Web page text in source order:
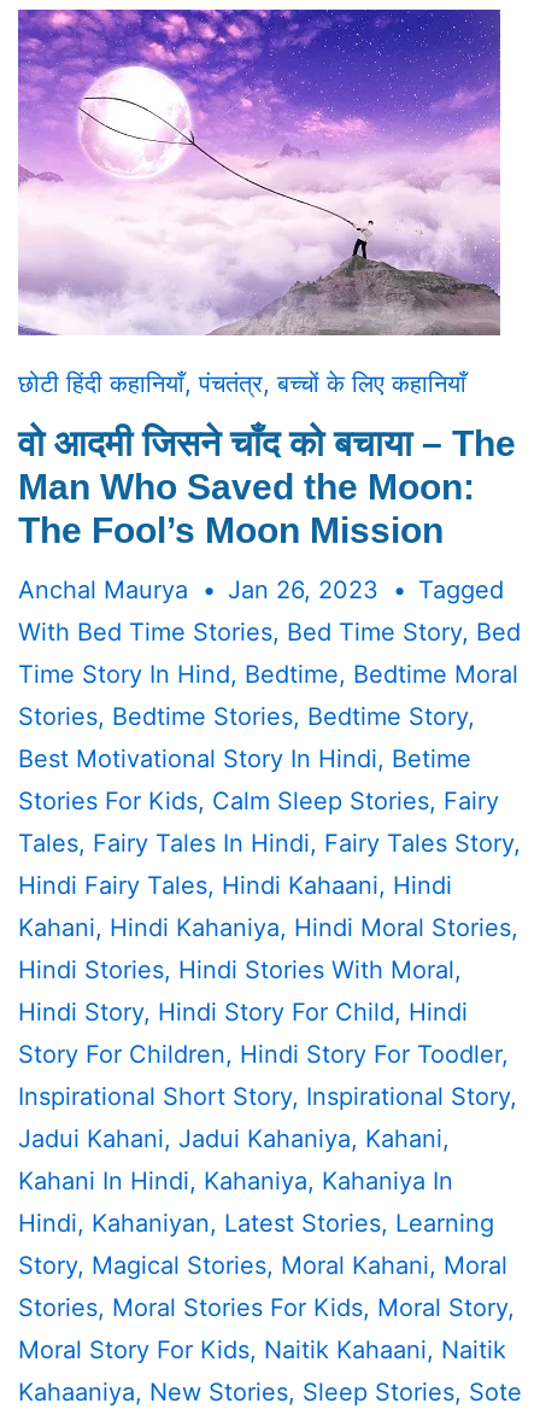
छोटी हिंदी कहानियाँ,पंचतंत्र,बच्चों के लिए कहानियाँ
वो आदमी जिसने चाँद को बचाया – The
Man Who Saved the Moon:
The Fool’s Moon Mission
Anchal Maurya Jan 26, 2023
Tagged
With Bed Time Stories, Bed Time Story, Bed
Time Story In Hind, Bedtime, Bedtime Moral
Stories, Bedtime Stories, Bedtime Story,
Best Motivational Story In Hindi, Betime
Stories For Kids, Calm Sleep Stories, Fairy
Tales, Fairy Tales In Hindi, Fairy Tales Story,
Hindi Fairy Tales, Hindi Kahaani, Hindi
Kahani, Hindi Kahaniya, Hindi Moral Stories,
Hindi Stories, Hindi Stories With Moral,
Hindi Story, Hindi Story For Child, Hindi
Story For Children, Hindi Story For Toodler,
Inspirational Short Story, Inspirational Story,
Jadui Kahani, Jadui Kahaniya, Kahani,
Kahani In Hindi, Kahaniya, Kahaniya In
Hindi, Kahaniyan, Latest Stories, Learning
Story, Magical Stories, Moral Kahani, Moral
Stories, Moral Stories For Kids, Moral Story,
Moral Story For Kids, Naitik Kahaani, Naitik
Kahaaniya, New Stories, Sleep Stories, Sote